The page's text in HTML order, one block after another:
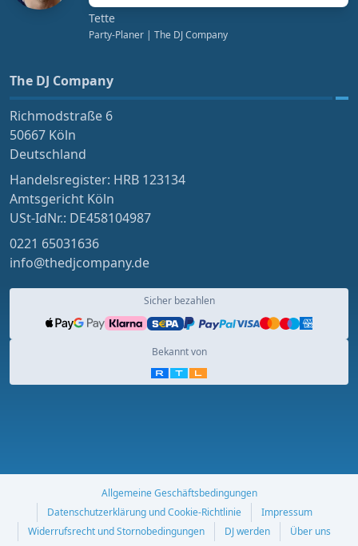
Tette
Party-Planer | The DJ Company
The DJ Company
Richmodstraße 6
50667 Köln
Deutschland
Handelsregister: HRB 123134
Amtsgericht Köln
USt-IdNr.: DE458104987
0221 65031636
info@thedjcompany.de
Sicher bezahlen
Bekannt von
Allgemeine Geschäftsbedingungen
Datenschutzerklärung und Cookie-Richtlinie
Impressum
Widerrufsrecht und Stornobedingungen
DJ werden Über uns